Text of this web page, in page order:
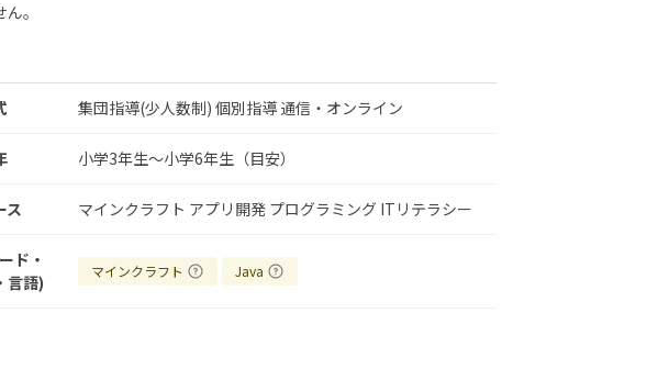
。
集団指導(少人数制) 個別指導 通信・オンライン
小学3年生～小学6年生（目安）
ス マインクラフト アプリ開発 プログラミング ITリテラシー
ド・
言語)
マインクラフト Java